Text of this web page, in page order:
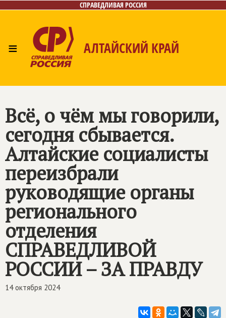
СПРАВЕДЛИВАЯ РОССИЯ
≡ АЛТАЙСКИЙ КРАЙ
Всё, о чём мы говорили,
сегодня сбывается.
Алтайские социалисты
переизбрали
руководящие органы
регионального
отделения
СПРАВЕДЛИВОЙ
РОССИИ – ЗА ПРАВДУ
14 октября 2024